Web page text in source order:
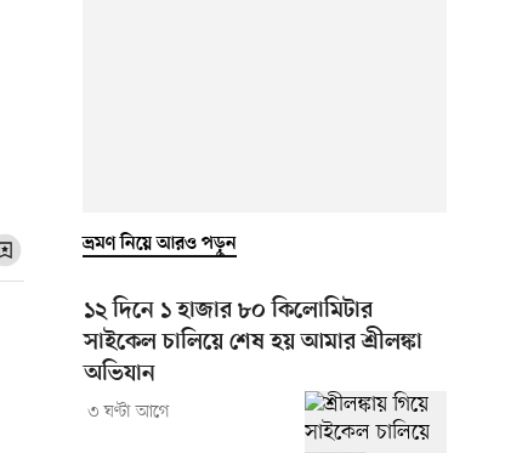
ভ্রমণ নিয়ে আরও পড়ুন
১২ দিনে ১ হাজার ৮০ কিলোমিটার
সাইকেল চালিয়ে শেষ হয় আমার শ্রীলঙ্কা
অভিযান
৩ ঘণ্টা আগে